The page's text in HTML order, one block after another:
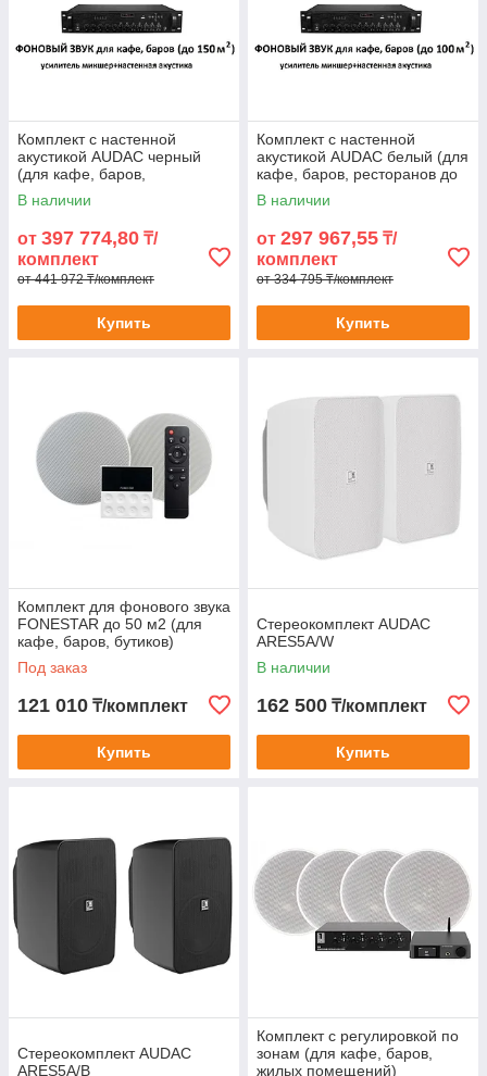
Комплект с настенной
акустикой AUDAC черный
(для кафе, баров,
ресторанов до 150 м2)
В наличии
от 397 774,80 ₸/
комплект
от 441 972 ₸/комплект
Купить
Комплект с настенной
акустикой AUDAC белый (для
кафе, баров, ресторанов до
100 м2)
В наличии
от 297 967,55 ₸/
комплект
от 334 795 ₸/комплект
Купить
Комплект для фонового звука
FONESTAR до 50 м2 (для
кафе, баров, бутиков)
Под заказ
121 010 ₸/комплект
Купить
Стереокомплект AUDAC
ARES5A/W
В наличии
162 500 ₸/комплект
Купить
Стереокомплект AUDAC
ARES5A/B
Комплект с регулировкой по
зонам (для кафе, баров,
жилых помещений)